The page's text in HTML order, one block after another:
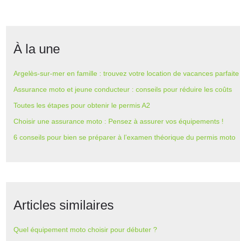
À la une
Argelès-sur-mer en famille : trouvez votre location de vacances parfaite
Assurance moto et jeune conducteur : conseils pour réduire les coûts
Toutes les étapes pour obtenir le permis A2
Choisir une assurance moto : Pensez à assurer vos équipements !
6 conseils pour bien se préparer à l’examen théorique du permis moto
Articles similaires
Quel équipement moto choisir pour débuter ?